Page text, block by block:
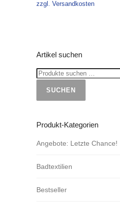
zzgl. Versandkosten
Artikel suchen
SUCHEN
Produkt-Kategorien
Angebote: Letzte Chance!
Badtextilien
Bestseller